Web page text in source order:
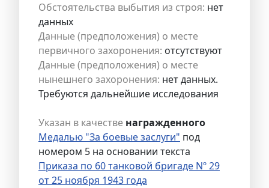
Обстоятельства выбытия из строя: нет
данных
Данные (предположения) о месте
первичного захоронения: отсутствуют
Данные (предположения) о месте
нынешнего захоронения: нет данных.
Требуются дальнейшие исследования
Указан в качестве награжденного
Медалью "За боевые заслуги" под
номером 5 на основании текста
Приказа по 60 танковой бригаде Nº 29
от 25 ноября 1943 года